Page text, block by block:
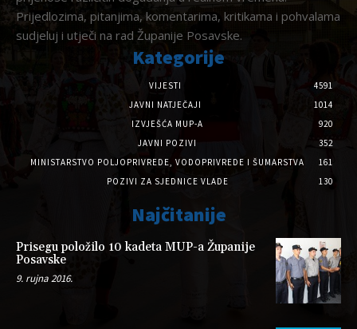
Prijedlozima, pitanjima, komentarima, kritikama i pohvalama
sudjeluj i utječi na rad Županije Posavske.
Kategorije
VIJESTI
4591
JAVNI NATJEČAJI
1014
IZVJEŠĆA MUP-A
920
JAVNI POZIVI
352
MINISTARSTVO POLJOPRIVREDE, VODOPRIVREDE I ŠUMARSTVA
161
POZIVI ZA SJEDNICE VLADE
130
Najčitanije
Prisegu položilo 10 kadeta MUP-a Županije
Posavske
9. rujna 2016.